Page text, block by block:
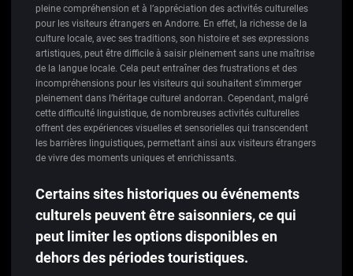
pleine compréhension et à l’appréciation des activités culturelles
pour les visiteurs étrangers en Andorre. En effet, la richesse de la
culture locale, avec ses traditions, son histoire et ses expressions
artistiques, peut être difficile à saisir pleinement sans une maîtrise
de la langue locale. Cela peut entraîner des frustrations et des
incompréhensions pour les visiteurs qui souhaitent s’immerger
pleinement dans l’héritage culturel andorran. Cependant, malgré
cette difficulté linguistique, de nombreuses activités culturelles
offrent des expériences visuelles et sensorielles qui transcendent
les barrières linguistiques, permettant ainsi aux visiteurs étrangers
de vivre des moments uniques et enrichissants.
Certains sites historiques ou événements
culturels peuvent être saisonniers, ce qui
peut limiter les options disponibles en
dehors des périodes touristiques.